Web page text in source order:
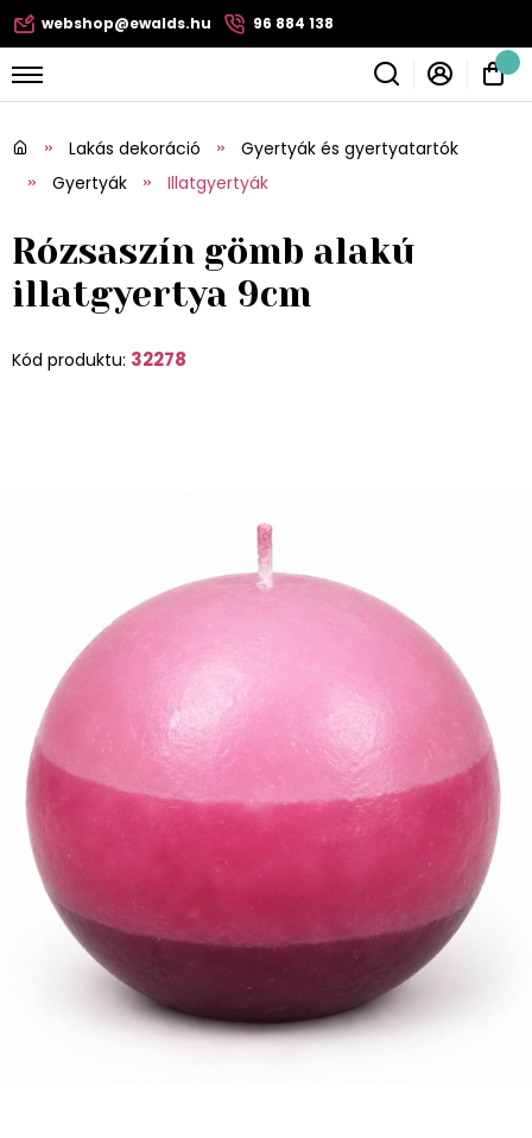
webshop@ewalds.hu 96 884 138
Lakás dekoráció
Gyertyák és gyertyatartók
Gyertyák
Illatgyertyák
Rózsaszín gömb alakú
illatgyertya 9cm
Kód produktu: 32278